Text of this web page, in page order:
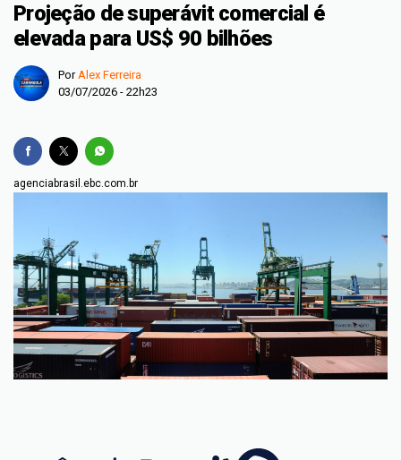
Projeção de superávit comercial é
elevada para US$ 90 bilhões
PorAlex Ferreira
03/07/2026 - 22h23
agenciabrasil.ebc.com.br